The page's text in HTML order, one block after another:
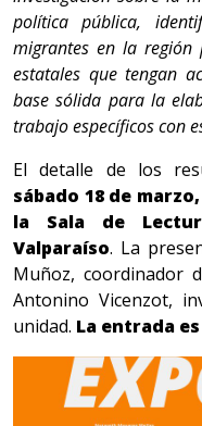
política pública,
migrantes en la región
estatales que tengan
base sólida para la
trabajo específicos con
El detalle de los
sábado 18 de
la Sala de
Valparaíso. La
Muñoz, coordinador
Antonino Vicenzot,
unidad. La entrada